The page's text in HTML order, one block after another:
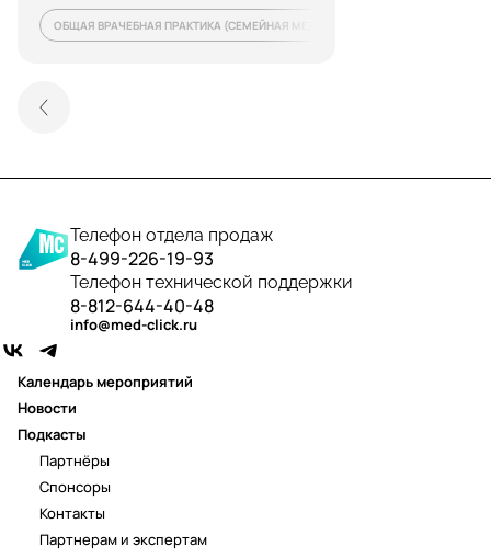
ОБЩАЯ ВРАЧЕБНАЯ ПРАКТИКА (СЕМЕЙНАЯ МЕДИЦИНА)
Телефон отдела продаж
8-499-226-19-93
Телефон технической поддержки
8-812-644-40-48
info@med-click.ru
Календарь мероприятий
Новости
Подкасты
Партнёры
Спонсоры
Контакты
Партнерам и экспертам